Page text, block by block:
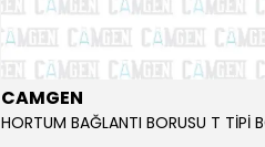
CAMGEN